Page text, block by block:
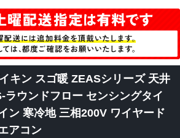
キン スゴ暖 ZEASシリーズ 天井
ラウンドフロー センシングタイ
ン 寒冷地 三相200V ワイヤード
アコン